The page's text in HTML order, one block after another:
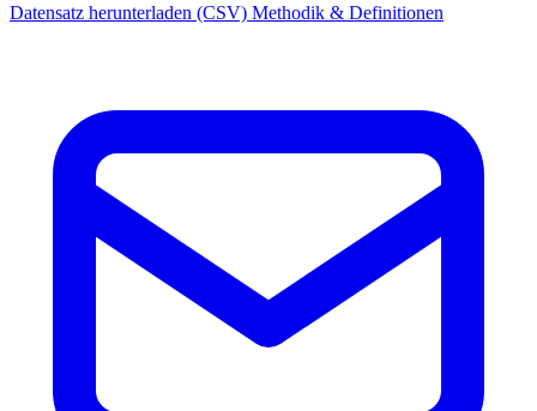
Datensatz herunterladen (CSV) Methodik & Definitionen